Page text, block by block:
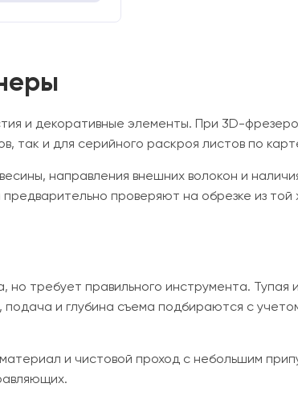
и декоративные элементы. При 3D-
так и для серийного раскроя листов по
направления внешних волокон и
проверяют на обрезке из той
требует правильного инструмента. Тупая
и глубина съема подбираются с
и чистовой проход с небольшим